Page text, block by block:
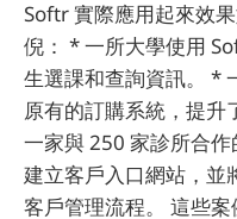
Softr 實際應用起來效
倪： * 一所大學使用
生選課和查詢資訊。 *
原有的訂購系統，提升
一家與 250 家診所合
建立客戶入口網站，並
客戶管理流程。 這些